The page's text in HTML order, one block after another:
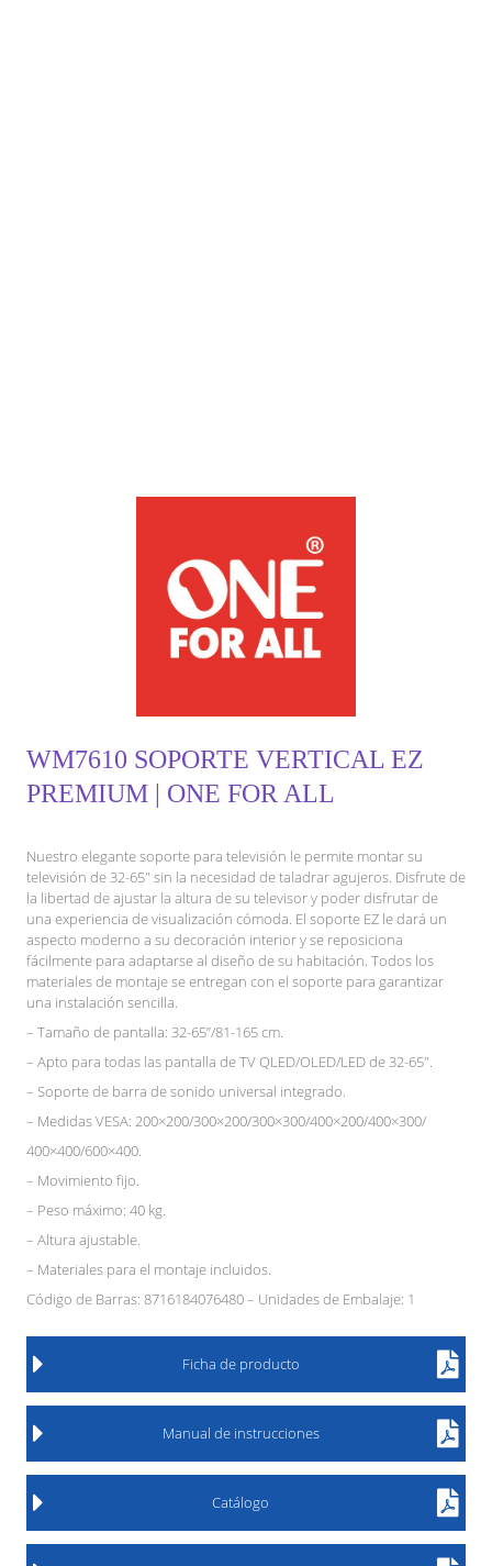
WM7610 SOPORTE VERTICAL EZ
PREMIUM | ONE FOR ALL
Nuestro elegante soporte para televisión le permite montar su
televisión de 32-65″ sin la necesidad de taladrar agujeros. Disfrute de
la libertad de ajustar la altura de su televisor y poder disfrutar de
una experiencia de visualización cómoda. El soporte EZ le dará un
aspecto moderno a su decoración interior y se reposiciona
fácilmente para adaptarse al diseño de su habitación. Todos los
materiales de montaje se entregan con el soporte para garantizar
una instalación sencilla.
– Tamaño de pantalla: 32-65”/81-165 cm.
– Apto para todas las pantalla de TV QLED/OLED/LED de 32-65″.
– Soporte de barra de sonido universal integrado.
– Medidas VESA: 200×200/300×200/300×300/400×200/400×300/
400×400/600×400.
– Movimiento fijo.
– Peso máximo: 40 kg.
– Altura ajustable.
– Materiales para el montaje incluidos.
Código de Barras: 8716184076480 – Unidades de Embalaje: 1
Ficha de producto
Manual de instrucciones
Catálogo